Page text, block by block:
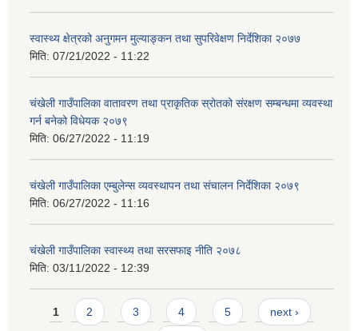
स्वास्थ्य क्षेत्रको अनुगमन मुल्याङ्कन तथा सुपरिवेक्षण निर्देशिका २०७७
मिति: 07/21/2022 - 11:22
चंखेली गाउँपालिका वातावरण तथा प्राकृतिक स्रोतको संरक्षण सम्बन्धमा व्यवस्था
गर्न बनेको विधेयक २०७९
मिति: 06/27/2022 - 11:19
चंखेली गाउँपालिका एम्बुलेन्स व्यवस्थापन तथा संचालन निर्देशिका २०७९
मिति: 06/27/2022 - 11:16
चंखेली गाउँपालिका स्वास्थ्य तथा सरसफाइ नीति २०७८
मिति: 03/11/2022 - 12:39
Pages
1 2 3 4 5 next ›